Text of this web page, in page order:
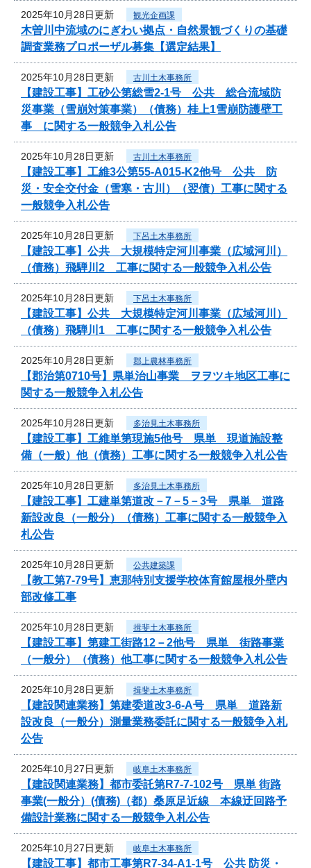
2025年10月28日更新 観光企画課
木曽川中流域のにぎわい拠点・自然景観づくりの基礎
調査業務プロポーザル募集【選定結果】
2025年10月28日更新 古川土木事務所
【建設工事】工砂公第総雪2-1号 公共 総合流域防
災事業（雪崩対策事業）（債務）桂上1雪崩防護壁工
事 に関する一般競争入札公告
2025年10月28日更新 古川土木事務所
【建設工事】工維3公第55-A015-K2他号 公共 防
災・安全交付金（雪寒・古川）（翌債）工事に関する
一般競争入札公告
2025年10月28日更新 下呂土木事務所
【建設工事】公共 大規模特定河川事業（広域河川）
（債務）飛騨川2 工事に関する一般競争入札公告
2025年10月28日更新 下呂土木事務所
【建設工事】公共 大規模特定河川事業（広域河川）
（債務）飛騨川1 工事に関する一般競争入札公告
2025年10月28日更新 郡上農林事務所
【郡治第0710号】県単治山事業 ヲヲツキ地区工事に
関する一般競争入札公告
2025年10月28日更新 多治見土木事務所
【建設工事】工維単第現施5他号 県単 現道施設整
備（一般）他（債務）工事に関する一般競争入札公告
2025年10月28日更新 多治見土木事務所
【建設工事】工建単第道改－7－5－3号 県単 道路
新設改良（一般分）（債務）工事に関する一般競争入
札公告
2025年10月28日更新 公共建築課
【教工第7-79号】恵那特別支援学校体育館屋根外壁内
部改修工事
2025年10月28日更新 揖斐土木事務所
【建設工事】第建工街路12－2他号 県単 街路事業
（一般分）（債務）他工事に関する一般競争入札公告
2025年10月28日更新 揖斐土木事務所
【建設関連業務】第建委道改3-6-A号 県単 道路新
設改良（一般分）測量業務委託に関する一般競争入札
公告
2025年10月27日更新 岐阜土木事務所
【建設関連業務】都市委託第R7-7-102号 県単 街路
事業(一般分）(債務)（都）桑原足近線 本線迂回路予
備設計業務に関する一般競争入札公告
2025年10月27日更新 岐阜土木事務所
【建設工事】都市工事第R7-34-A1-1号 公共 防災・